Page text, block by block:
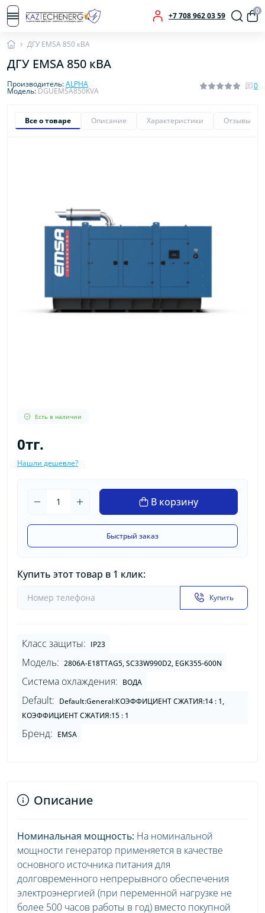
+7 708 962 03 59
0
ДГУ EMSA 850 кВА
ДГУ EMSA 850 кВА
Производитель:ALPHA
Модель:DGUEMSA850KVA
0
Все о товаре Описание Характеристики Отзывы
Есть в наличии
0тг.
Нашли дешевле?
В корзину
Быстрый заказ
Купить этот товар в 1 клик:
Купить
Класс защиты: IP23
Модель: 2806A-E18TTAG5, SC33W990D2, EGK355-600N
Система охлаждения: ВОДА
Default: Default:General:КОЭФФИЦИЕНТ СЖАТИЯ:14 : 1,
КОЭФФИЦИЕНТ СЖАТИЯ:15 : 1
Бренд: EMSA
Описание
Номинальная мощность: На номинальной
мощности генератор применяется в качестве
основного источника питания для
долговременного непрерывного обеспечения
электроэнергией (при переменной нагрузке не
более 500 часов работы в год) вместо покупной